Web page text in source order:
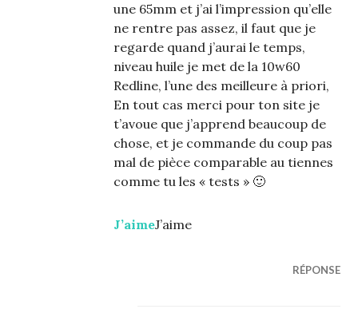
une 65mm et j’ai l’impression qu’elle
ne rentre pas assez, il faut que je
regarde quand j’aurai le temps,
niveau huile je met de la 10w60
Redline, l’une des meilleure à priori,
En tout cas merci pour ton site je
t’avoue que j’apprend beaucoup de
chose, et je commande du coup pas
mal de pièce comparable au tiennes
comme tu les « tests » 🙂
J’aimeJ’aime
RÉPONSE